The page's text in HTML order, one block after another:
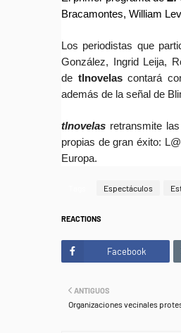
Bracamontes, William
Los periodistas que
González, Ingrid Leija,
de tlnovelascontará
además de la señal de
tlnovelas retransmite
propias de gran éxito:
Europa.
Espectáculos
REACTIONS
Facebook
ANTIGUOS
Organizaciones vecinales